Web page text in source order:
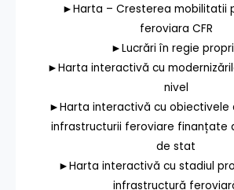
►Harta – Cresterea mobilitatii
feroviara CFR
►Lucrări în regie
►Harta interactivă cu
nivel
►Harta interactivă cu obiectivele
infrastructurii feroviare finanțate
de stat
►Harta interactivă cu stadiul
infrastructură